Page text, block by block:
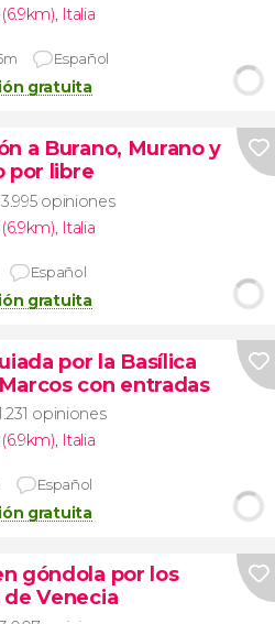
, Italia
Español
gratuita
a Burano, Murano y
por libre
3.995 opiniones
, Italia
Español
gratuita
por la Basílica
con entradas
opiniones
, Italia
Español
gratuita
góndola por los
de Venecia